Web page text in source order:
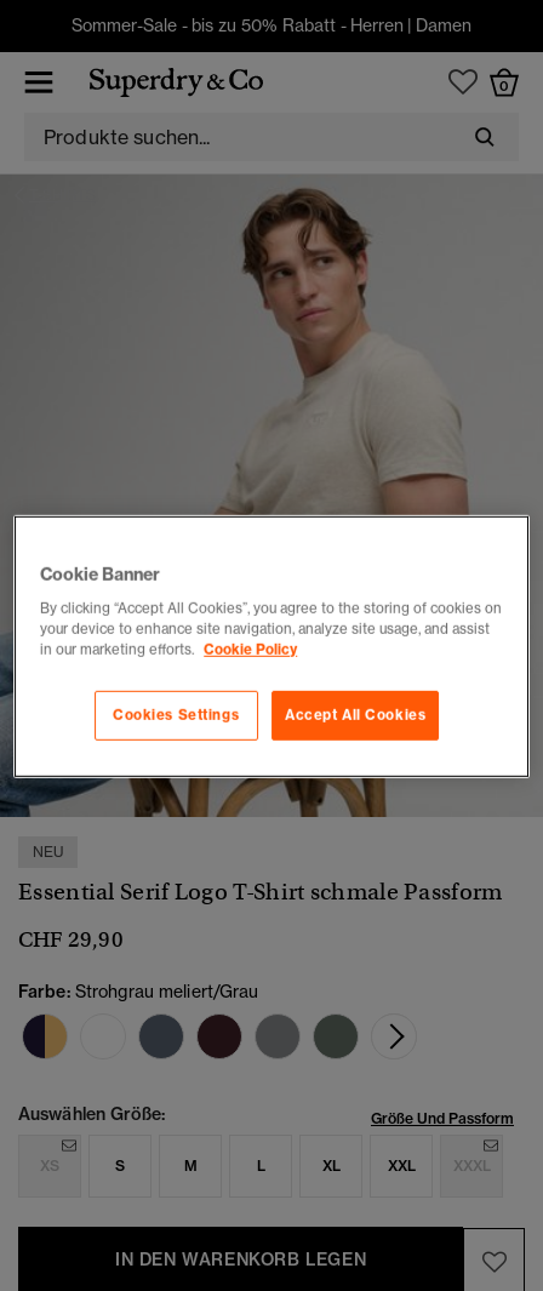
Sommer-Sale - bis zu 50% Rabatt - Herren | Damen
0
1 2 3 4 5 6
NEU
Essential Serif Logo T-Shirt schmale Passform
CHF 29,90
Farbe: Strohgrau meliert/Grau
Auswählen Größe: Größe Und Passform
XS S M L XL XXL XXXL
IN DEN WARENKORB LEGEN
Cookie Banner
By clicking “Accept All Cookies”, you agree to the storing of cookies on
your device to enhance site navigation, analyze site usage, and assist
in our marketing efforts. Cookie Policy
Accept All Cookies
Cookies Settings